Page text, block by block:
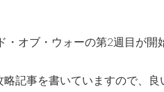
・オブ・ウォーの第2週目が開
記事を書いていますので、良